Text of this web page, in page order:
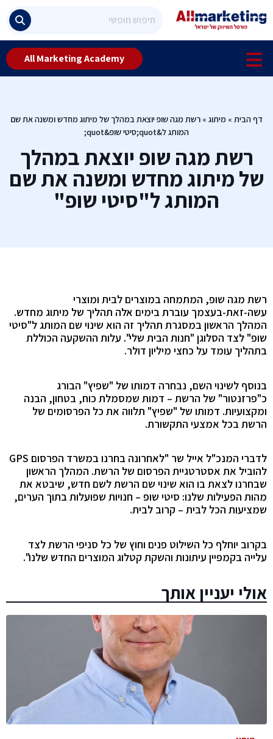
All Marketing Academy
דף הבית » מיתוג » רשת מגה שופ יוצאת במהלך של מיתוג מחדש ומשנה את שם
המותג ל&quot;סיטי שופ&quot;
רשת מגה שופ יוצאת במהלך
של מיתוג מחדש ומשנה את שם
המותג ל"סיטי שופ"
רשת מגה שופ, המתמחה במוצרים לבית ומוצרי
עשה-זאת-בעצמך עוברת בימים אלה תהליך של מיתוג מחדש.
המהלך הראשון במסגרת תהליך זה הוא שינוי שם המותג ל"סיטי
שופ" לצד הסלוגן "חנות הבית שלי". עלות ההשקעה הכוללת
בתהליך עומד על כחצי מיליון דולר.
בנוסף לשינוי השם, נבחרה דמותו של "שפיץ" הבורג
כ"פרזנטור" של הרשת – דמות שמסמלת כוח, בטחון, הבנה
ומקצועיות. דמותו של "שפיץ" תלווה את כל הפרסומים של
הרשת בכל אמצעי התקשורת.
לדברי המנכ"ל אייל שר "לאחרונה בחרנו במשרד הפרסום GPS
להוביל את אסטרטגיית הפרסום של הרשת. המהלך הראשון
שבחרנו לצאת בו הוא שינוי שם הרשת לשם חדש, שיבטא את
מהות הפעילות שלנו: סיטי שופ – חנויות שפועלות בתוך הערים,
שמציעות הכל לבית – קרוב לבית.
בקרוב יוחלף כל השילוט פנים וחוץ של כל סניפי הרשת לצד
עלייה בקמפיין עיתונות והשקת קטלוג המוצרים החדש שלנו".
אולי יעניין אותך